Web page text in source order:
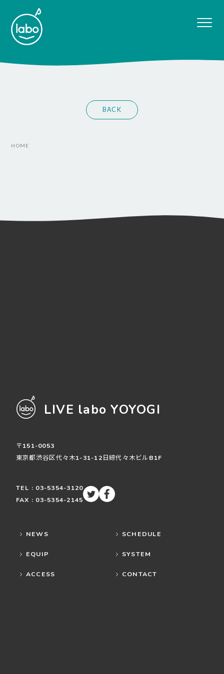
BACK
HOME
LIVE labo YOYOGI
〒151-0053
東京都渋谷区代々木1-31-12日綜代々木ビルB1F
TEL : 03-5354-3120
FAX : 03-5354-2145
NEWS SCHEDULE
EQUIP SYSTEM
ACCESS CONTACT